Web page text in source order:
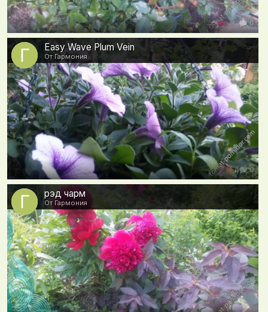
0
Easy Wave Plum Vein
От Гармония
0
рэд чарм
От Гармония